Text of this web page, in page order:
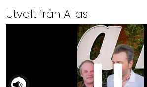
Utvalt från Allas